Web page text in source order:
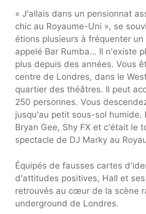
« J'allais dans un pensionnat
chic au Royaume-Uni », se
étions plusieurs à fréquenter
appelé Bar Rumba… Il n'existe
plus depuis des années. Vous
centre de Londres, dans le
quartier des théâtres. Il peut
250 personnes. Vous
jusqu'au petit sous-sol humide.
Bryan Gee, Shy FX et c'était le
spectacle de DJ Marky au
Équipés de fausses cartes
d'attitudes positives, Hall et
retrouvés au cœur de la scène
underground de Londres.